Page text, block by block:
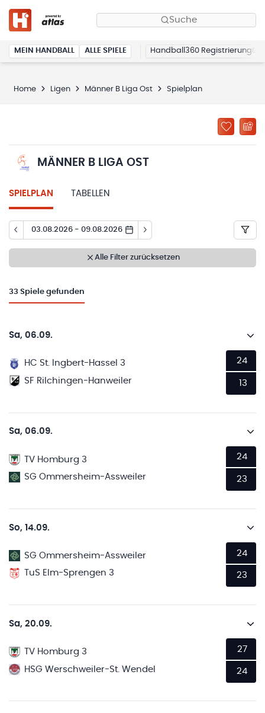
Suche
MEIN HANDBALL ALLE SPIELE Handball360 Registrierung
Home Ligen Männer B Liga Ost Spielplan
MÄNNER B LIGA OST
SPIELPLAN TABELLEN
03.08.2026 - 09.08.2026
Alle Filter zurücksetzen
33 Spiele gefunden
Sa, 06.09.
HC St. Ingbert-Hassel 3
SF Rilchingen-Hanweiler
24
13
Sa, 06.09.
TV Homburg 3
SG Ommersheim-Assweiler
24
23
So, 14.09.
SG Ommersheim-Assweiler
TuS Elm-Sprengen 3
24
23
Sa, 20.09.
TV Homburg 3
HSG Werschweiler-St. Wendel
27
24